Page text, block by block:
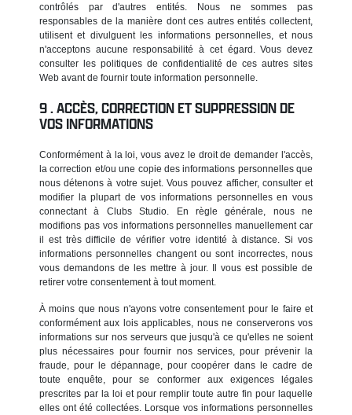
contrôlés par d'autres entités. Nous ne sommes pas
responsables de la manière dont ces autres entités collectent,
utilisent et divulguent les informations personnelles, et nous
n'acceptons aucune responsabilité à cet égard. Vous devez
consulter les politiques de confidentialité de ces autres sites
Web avant de fournir toute information personnelle.
ACCÈS, CORRECTION ET SUPPRESSION DE
VOS INFORMATIONS
Conformément à la loi, vous avez le droit de demander l'accès,
la correction et/ou une copie des informations personnelles que
nous détenons à votre sujet. Vous pouvez afficher, consulter et
modifier la plupart de vos informations personnelles en vous
connectant à Clubs Studio. En règle générale, nous ne
modifions pas vos informations personnelles manuellement car
il est très difficile de vérifier votre identité à distance. Si vos
informations personnelles changent ou sont incorrectes, nous
vous demandons de les mettre à jour. Il vous est possible de
retirer votre consentement à tout moment.
À moins que nous n'ayons votre consentement pour le faire et
conformément aux lois applicables, nous ne conserverons vos
informations sur nos serveurs que jusqu'à ce qu'elles ne soient
plus nécessaires pour fournir nos services, pour prévenir la
fraude, pour le dépannage, pour coopérer dans le cadre de
toute enquête, pour se conformer aux exigences légales
prescrites par la loi et pour remplir toute autre fin pour laquelle
elles ont été collectées. Lorsque vos informations personnelles